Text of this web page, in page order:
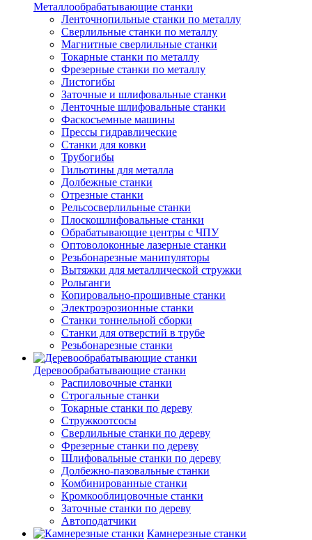
Металлообрабатывающие станки
Ленточнопильные станки по металлу
Сверлильные станки по металлу
Магнитные сверлильные станки
Токарные станки по металлу
Фрезерные станки по металлу
Листогибы
Заточные и шлифовальные станки
Ленточные шлифовальные станки
Фаскосъемные машины
Прессы гидравлические
Станки для ковки
Трубогибы
Гильотины для металла
Долбежные станки
Отрезные станки
Рельсосверлильные станки
Плоскошлифовальные станки
Обрабатывающие центры с ЧПУ
Оптоволоконные лазерные станки
Резьбонарезные манипуляторы
Вытяжки для металлической стружки
Рольганги
Копировально-прошивные станки
Электроэрозионные станки
Станки тоннельной сборки
Станки для отверстий в трубе
Резьбонарезные станки
Деревообрабатывающие станки
Распиловочные станки
Строгальные станки
Токарные станки по дереву
Стружкоотсосы
Сверлильные станки по дереву
Фрезерные станки по дереву
Шлифовальные станки по дереву
Долбежно-пазовальные станки
Комбинированные станки
Кромкооблицовочные станки
Заточные станки по дереву
Автоподатчики
Камнерезные станки